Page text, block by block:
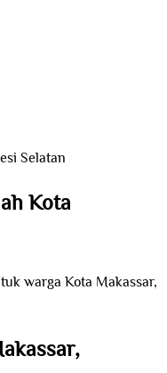
Selatan
Kota
warga Kota Makassar,